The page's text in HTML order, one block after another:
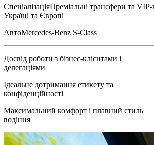
СпеціалізаціяПреміальні трансфери та VIP-
Україні та Європі
АвтоMercedes-Benz S-Class
Досвід роботи з бізнес-клієнтами і
делегаціями
Ідеальне дотримання етикету та
конфіденційності
Максимальний комфорт і плавний стиль
водіння